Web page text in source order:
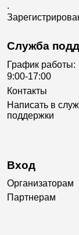
.
Служба
График работы:
9:00-17:00
Контакты
Написать в
поддержки
Вход
Организаторам
Партнерам